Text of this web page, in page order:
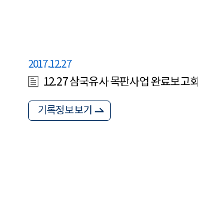
2017.12.27
12.27 삼국유사 목판사업 완료보고회
기록정보보기